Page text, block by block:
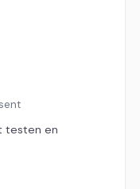
testen en